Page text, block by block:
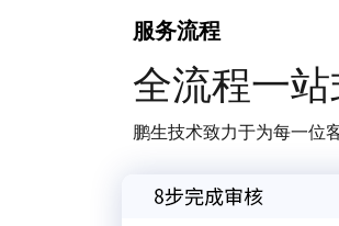
服务流程
全流程一
鹏生技术致力于为每一位